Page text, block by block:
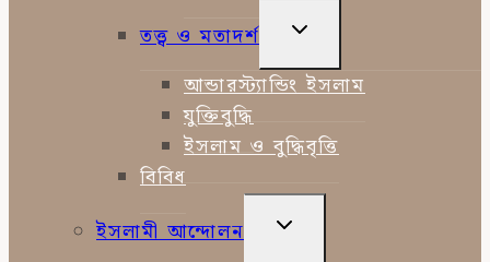
তত্ত্ব ও মতাদর্শ
TOGGLE
MENU
আন্ডারস্ট্যান্ডিং ইসলাম
যুক্তিবুদ্ধি
ইসলাম ও বুদ্ধিবৃত্তি
বিবিধ
ইসলামী আন্দোলন
TOGGLE